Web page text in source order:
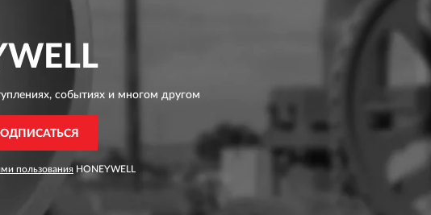
событиях и многом другом
пользования HONEYWELL